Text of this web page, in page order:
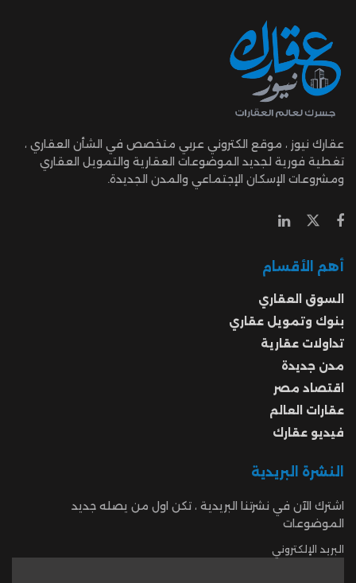
عقارك نيوز ، موقع الكتروني عربي متخصص في الشأن العقاري ،
تغطية فورية لجديد الموضوعات العقارية والتمويل العقاري
ومشروعات الإسكان الإجتماعي والمدن الجديدة.
أهم الأقسام
السوق العقاري
بنوك وتمويل عقاري
تداولات عقارية
مدن جديدة
اقتصاد مصر
عقارات العالم
فيديو عقارك
النشرة البريدية
اشترك الآن في نشرتنا البريدية ، تكن اول من يصله جديد
الموضوعات
البريد الإلكتروني